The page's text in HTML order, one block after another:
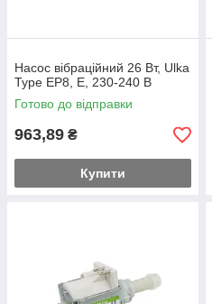
Насос вібраційний 26 Вт, Ulka
Type EP8, E, 230-240 В
Готово до відправки
963,89 ₴
Купити